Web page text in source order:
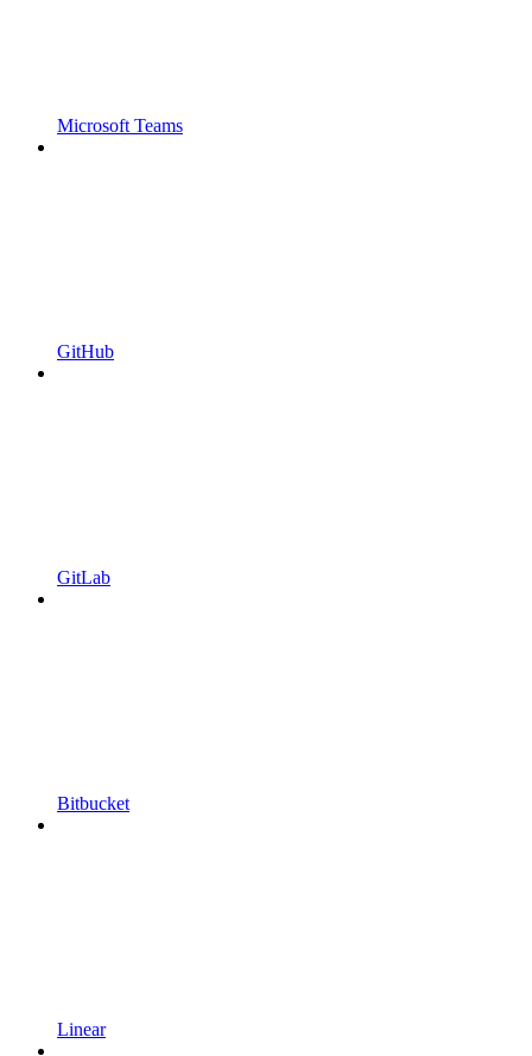
Microsoft Teams
GitHub
GitLab
Bitbucket
Linear